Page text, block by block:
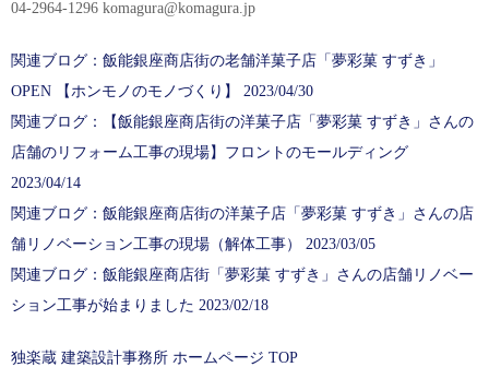
04-2964-1296 komagura@komagura.jp
関連ブログ：飯能銀座商店街の老舗洋菓子店「夢彩菓 すずき」
OPEN 【ホンモノのモノづくり】 2023/04/30
関連ブログ：【飯能銀座商店街の洋菓子店「夢彩菓 すずき」さんの
店舗のリフォーム工事の現場】フロントのモールディング
2023/04/14
関連ブログ：飯能銀座商店街の洋菓子店「夢彩菓 すずき」さんの店
舗リノベーション工事の現場（解体工事） 2023/03/05
関連ブログ：飯能銀座商店街「夢彩菓 すずき」さんの店舗リノベー
ション工事が始まりました 2023/02/18
独楽蔵 建築設計事務所 ホームページ TOP